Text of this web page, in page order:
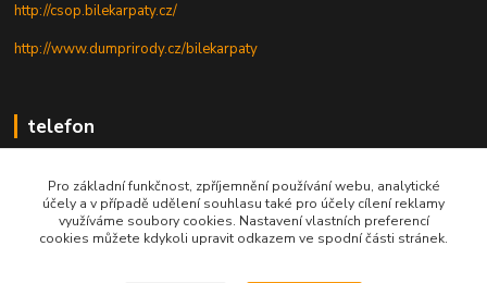
http://csop.bilekarpaty.cz/
http://www.dumprirody.cz/bilekarpaty
telefon
+420 727 880 789
PO - PÁ: 9 - 17
Pro základní funkčnost, zpříjemnění používání webu, analytické
účely a v případě udělení souhlasu také pro účely cílení reklamy
využíváme soubory cookies. Nastavení vlastních preferencí
cookies můžete kdykoli upravit odkazem ve spodní části stránek.